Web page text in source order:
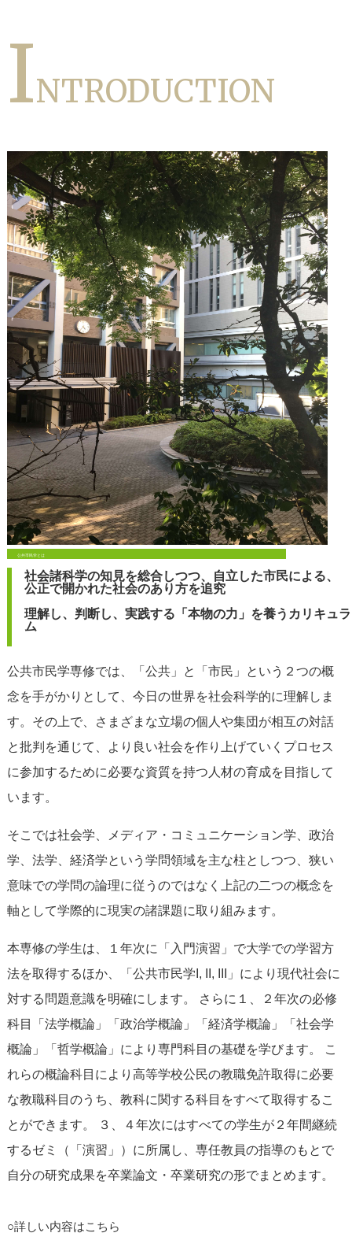
INTRODUCTION
公共市民学とは
社会諸科学の知見を総合しつつ、自立した市民による、
公正で開かれた社会のあり方を追究
理解し、判断し、実践する「本物の力」を養うカリキュラ
ム
公共市民学専修では、「公共」と「市民」という２つの概
念を手がかりとして、今日の世界を社会科学的に理解しま
す。その上で、さまざまな立場の個人や集団が相互の対話
と批判を通じて、より良い社会を作り上げていくプロセス
に参加するために必要な資質を持つ人材の育成を目指して
います。
そこでは社会学、メディア・コミュニケーション学、政治
学、法学、経済学という学問領域を主な柱としつつ、狭い
意味での学問の論理に従うのではなく上記の二つの概念を
軸として学際的に現実の諸課題に取り組みます。
本専修の学生は、１年次に「入門演習」で大学での学習方
法を取得するほか、「公共市民学I, II, III」により現代社会に
対する問題意識を明確にします。 さらに１、２年次の必修
科目「法学概論」「政治学概論」「経済学概論」「社会学
概論」「哲学概論」により専門科目の基礎を学びます。 こ
れらの概論科目により高等学校公民の教職免許取得に必要
な教職科目のうち、教科に関する科目をすべて取得するこ
とができます。 ３、４年次にはすべての学生が２年間継続
するゼミ（「演習」）に所属し、専任教員の指導のもとで
自分の研究成果を卒業論文・卒業研究の形でまとめます。
○詳しい内容はこちら